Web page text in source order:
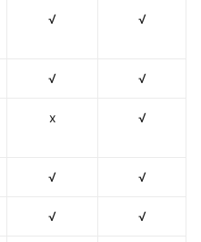
√ √
√ √
x √
√ √
√ √